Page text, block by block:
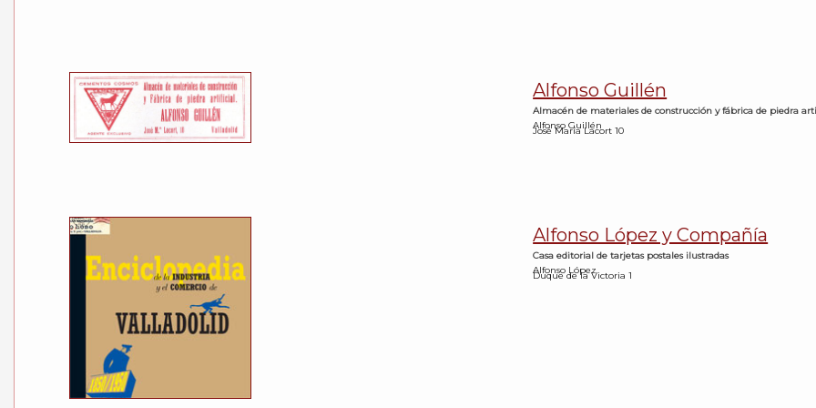
Alfonso Guillén
Almacén de materiales de construcción y fábrica de piedra
Alfonso Guillén
José María Lacort 10
Alfonso López y Compañía
Casa editorial de tarjetas postales ilustradas
Alfonso López
Duque de la Victoria 1